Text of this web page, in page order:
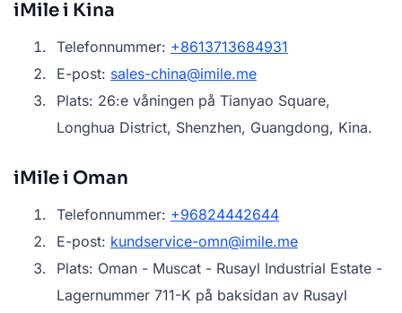
iMile i Kina
Telefonnummer: +8613713684931
E-post: sales-china@imile.me
Plats: 26:e våningen på Tianyao Square,
Longhua District, Shenzhen, Guangdong, Kina.
iMile i Oman
Telefonnummer: +96824442644
E-post: kundservice-omn@imile.me
Plats: Oman - Muscat - Rusayl Industrial Estate -
Lagernummer 711-K på baksidan av Rusayl